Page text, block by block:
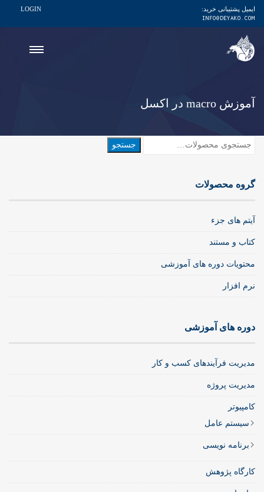
ایمیل پشتیبانی خرید:
INFO@DEYAKO.COM
LOGIN
آموزش macro در اکسل
جستجو
گروه محصولات
آیتم های جزء
کتاب و مستند
محتویات دوره های آموزشی
نرم افزار
دوره های آموزشی
مدیریت فرآیندهای کسب و کار
مدیریت پروژه
کامپیوتر
سیستم عامل
برنامه نویسی
کارگاه پژوهش